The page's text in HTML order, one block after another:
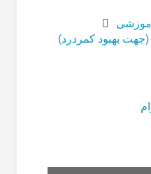
بهبود کمردرد)